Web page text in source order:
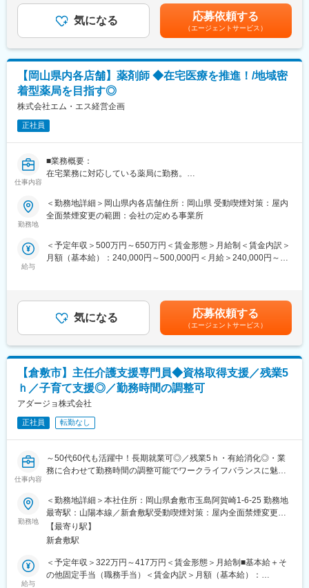
■同社について：
同社は現在医療関連事業、介護事業・ヘルスケア事業、保育事業
という社会貢献性の高い事業を展開しています。
各分野で実績を残し、信頼され、価値あるサービスを提供してき
ました介護事業においては全国約1,800ヵ所で、在宅系介護サービ
スから施設介護サービスまで”トータル介護サービス”を実現してい
ます。
変更の範囲：会社の定める業務
もった運営。
・スタッフの管理サポート。職員の勤怠管理・シフト調整・教
■施設情報：
・いづみ荘 デイサービスセンター／地域密着型デイサービス（ス
タッフ約10名）有料老人ホームからの利用者が主です。介護度が
重い方もおられます。
・dueいづみ荘デイサービスセンター／通常規模型通所介護（ス
タッフ約10名）外部からの利用者が主です。脳トレやレクリエー
ションなどを実施しています。現場リーダーがいるので連携しな
がらやっていただきます。
入社後、現場業務から段階的に実務を通して勉強いただけます。
介護関連資格の取得費用を一部会社で負担しています。講習を受
■働き方：
60代以降も嘱託社員やアルバイト就業など雇用形態を見直し就業
が可能です。
昼食補助（200円でお弁当支給）がございます。
■仕事の魅力：
小規模な施設のため、各入居者様とじっくり関わることが出来、
やりたい介護が実践できます。
マネジメントや運営にも関わりたい方、ステップアップを目指し
たい方にも最適なお仕事です。
変更の範囲：会社の定める業務
定に基づき決定します。■昇給：昨年実績1,200円/月～■賞与：年2
回（昨年実績3カ月分）賃金はあくまでも目安の金額であり、選考
を通じて上下する可能性があります。月給(月額)は固定手当を含め
た表記です。
気になる 応募依頼する
（エージェントサービス）
【岡山県内各店舗】薬剤師 ◆在宅医療を推進！/地域密
着型薬局を目指す◎
株式会社エム・エス経営企画
正社員
仕事内容
■業務概要：
在宅業務に対応している薬局に勤務。
の提供や服薬指導、薬剤の管理するほか、バイタルチェックや部
屋の様子を観察することで健康状態の観察も行って頂きます。ま
・新規の在宅施設、在宅を行っている医師の開拓。訪問医療を行
っている医師や施設への訪問により、通院が困難な患者へ在宅薬
もお願いします。
■就業環境：
サンヨー薬局グループは、『患者様第一』の基本精神で対応して
おります。患者様やご家族様の立場に立って考え行動する。その
為には時間に余裕をもって仕事をすること。各店、余裕も持って
人員配置をしており、体調不良等で急な欠員が出た場合でも業務
が行える様に配置しています。また、リフレッシュの為の長期休
暇なども取りやすい環境です。
勤務地
＜勤務地詳細＞岡山県内各店舗住所：岡山県 受動喫煙対策：屋内
全面禁煙変更の範囲：会社の定める事業所
給与
＜予定年収＞500万円～650万円＜賃金形態＞月給制＜賃金内訳＞
月額（基本給）：240,000円～500,000円＜月給＞240,000円～
気になる 応募依頼する
（エージェントサービス）
【倉敷市】主任介護支援専門員◆資格取得支援／残業5
ｈ／子育て支援◎／勤務時間の調整可
アダージョ株式会社
正社員 転勤なし
仕事内容
～50代60代も活躍中！長期就業可◎／残業5ｈ・有給消化◎・業
務に合わせて勤務時間の調整可能でワークライフバランスに魅力
■担当業務詳細：
サービス付き高齢者向け住宅（22床）およびデイサービスセンタ
ーを併設したケアプランセンターにおいて、介護支援専門員業務
全般および事業運営に関する取り組みを担当していただきます。
現在のケアマネジャーが定年を迎えるため、後任としての採用で
す。引き継ぎ期間を設け、安心して業務を習得できる体制を整え
ています。
勤務地
＜勤務地詳細＞本社住所：岡山県倉敷市玉島阿賀崎1-6-25 勤務地
最寄駅：山陽本線／新倉敷駅受動喫煙対策：屋内全面禁煙変更の
範囲：無
【最寄り駅】
新倉敷駅
給与
＜予定年収＞322万円～417万円＜賃金形態＞月給制■基本給＋そ
の他固定手当（職務手当）＜賃金内訳＞月額（基本給）：